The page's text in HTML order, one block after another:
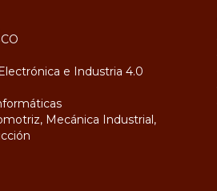
e Industria 4.0
Mecánica Industrial,